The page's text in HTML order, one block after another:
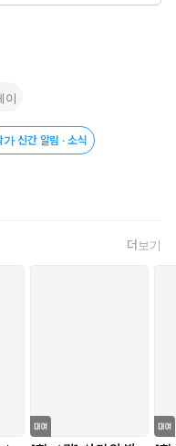
가 신간 알림 · 소식
더보기